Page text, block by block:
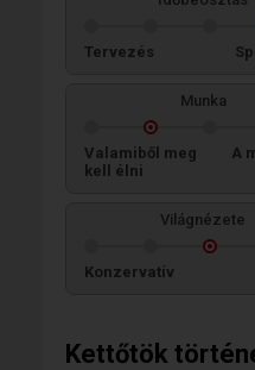
Kettőtök
Tervezés
Munka
Valamiből meg
kell élni
A
Világnézete
Konzervatív